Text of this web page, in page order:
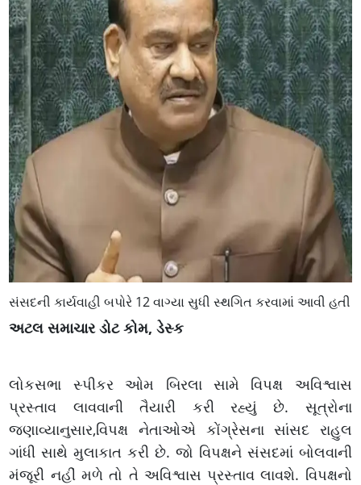
સંસદની કાર્યવાહી બપોરે 12 વાગ્યા સુધી સ્થગિત કરવામાં આવી હતી
અટલ સમાચાર ડોટ કોમ, ડેસ્ક
લોકસભા સ્પીકર ઓમ બિરલા સામે વિપક્ષ અવિશ્વાસ
પ્રસ્તાવ લાવવાની તૈયારી કરી રહ્યું છે. સૂત્રોના
જણાવ્યાનુસાર,વિપક્ષ નેતાઓએ કોંગ્રેસના સાંસદ રાહુલ
ગાંધી સાથે મુલાકાત કરી છે. જો વિપક્ષને સંસદમાં બોલવાની
મંજૂરી નહીં મળે તો તે અવિશ્વાસ પ્રસ્તાવ લાવશે. વિપક્ષનો